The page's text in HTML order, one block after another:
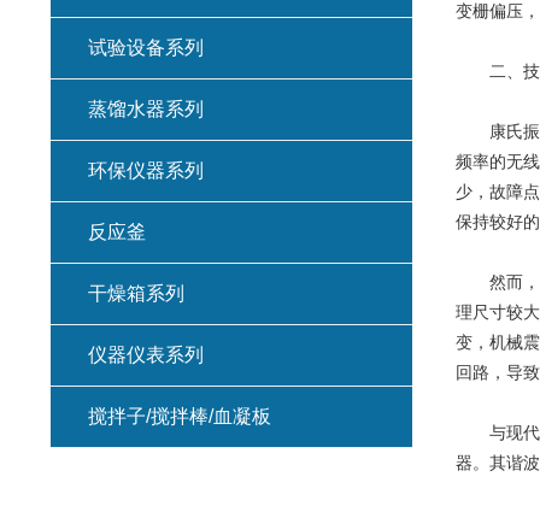
变栅偏压
二、技
康氏振荡
频率的无
少，故障
保持较好
然而，其
理尺寸较
变，机械
回路，导
与现代振
器。其谐
试验设备系列
蒸馏水器系列
环保仪器系列
反应釜
干燥箱系列
仪器仪表系列
搅拌子/搅拌棒/血凝板